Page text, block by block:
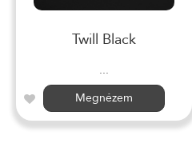
Twill Black
...
Megnézem